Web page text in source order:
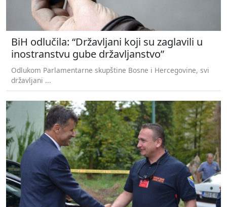
BiH odlučila: “Državljani koji su zaglavili u
inostranstvu gube državljanstvo”
Odlukom Parlamentarne skupštine Bosne i Hercegovine, svi
državljani ...